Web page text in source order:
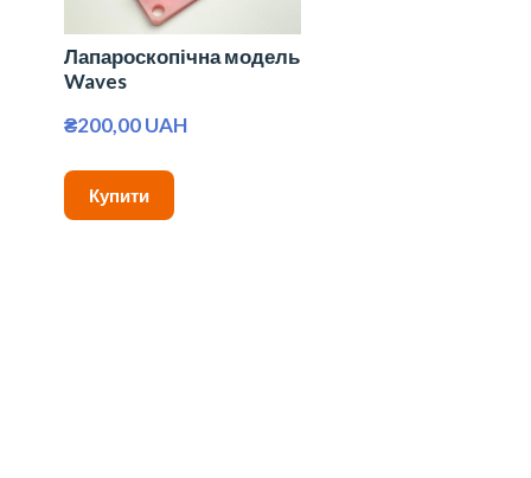
Лапароскопічна модель
Waves
₴200,00 UAH
Купити